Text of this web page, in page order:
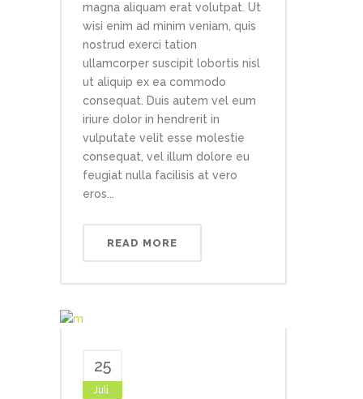
magna aliquam erat volutpat. Ut
wisi enim ad minim veniam, quis
nostrud exerci tation
ullamcorper suscipit lobortis nisl
ut aliquip ex ea commodo
consequat. Duis autem vel eum
iriure dolor in hendrerit in
vulputate velit esse molestie
consequat, vel illum dolore eu
feugiat nulla facilisis at vero
eros...
READ MORE
25
Juli